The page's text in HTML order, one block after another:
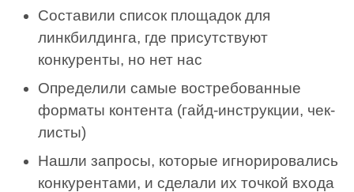
Составили список площадок для
линкбилдинга, где присутствуют
конкуренты, но нет нас
Определили самые востребованные
форматы контента (гайд-инструкции, чек-
листы)
Нашли запросы, которые игнорировались
конкурентами, и сделали их точкой входа